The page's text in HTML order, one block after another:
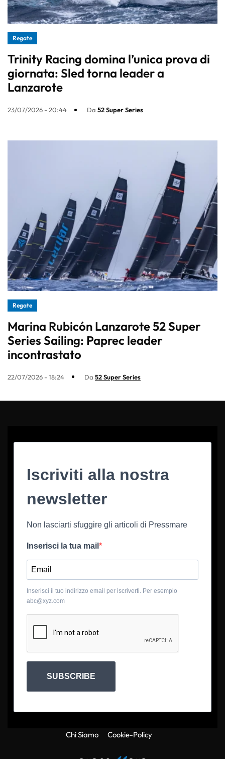
Regate
Trinity Racing domina l’unica prova di
giornata: Sled torna leader a
Lanzarote
23/07/2026 - 20:44 Da 52 Super Series
Regate
Marina Rubicón Lanzarote 52 Super
Series Sailing: Paprec leader
incontrastato
22/07/2026 - 18:24 Da 52 Super Series
Iscriviti alla nostra
newsletter
Non lasciarti sfuggire gli articoli di Pressmare
Inserisci la tua mail
Inserisci il tuo indirizzo email per iscriverti. Per esempio
abc@xyz.com
SUBSCRIBE
Chi Siamo Cookie-Policy